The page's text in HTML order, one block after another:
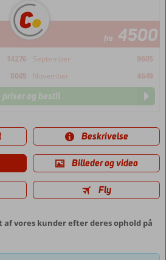
fra 4500
14276 September
9605
8005 November 4649
priser og bestil
Beskrivelse
Billeder og video
Fly
vores kunder efter deres ophold på